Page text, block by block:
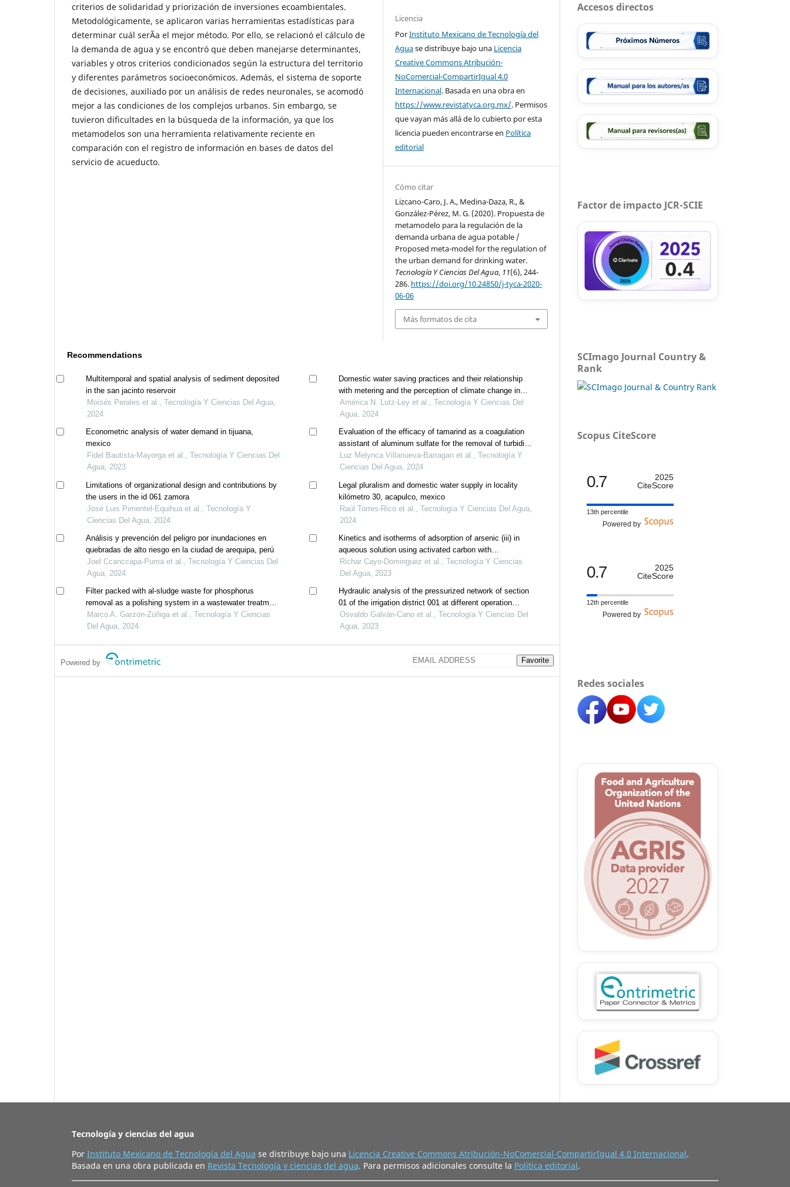
criterios de solidaridad y priorización de inversiones ecoambientales.
Metodológicamente, se aplicaron varias herramientas estadísticas para
determinar cuál serÃ­a el mejor método. Por ello, se relacionó el cálculo de
la demanda de agua y se encontró que deben manejarse determinantes,
variables y otros criterios condicionados según la estructura del territorio
y diferentes parámetros socioeconómicos. Además, el sistema de soporte
de decisiones, auxiliado por un análisis de redes neuronales, se acomodó
mejor a las condiciones de los complejos urbanos. Sin embargo, se
tuvieron dificultades en la búsqueda de la información, ya que los
metamodelos son una herramienta relativamente reciente en
comparación con el registro de información en bases de datos del
servicio de acueducto.
Licencia
PorInstituto Mexicano de Tecnología del
Aguase distribuye bajo una Licencia
Creative Commons Atribución-
NoComercial-CompartirIgual 4.0
Internacional. Basada en una obra en
https://www.revistatyca.org.mx/. Permisos
que vayan más allá de lo cubierto por esta
licencia pueden encontrarse en Política
editorial
Cómo citar
Lizcano-Caro, J. A., Medina-Daza, R., &
González-Pérez, M. G. (2020). Propuesta de
metamodelo para la regulación de la
demanda urbana de agua potable /
Proposed meta-model for the regulation of
the urban demand for drinking water.
Tecnología Y Ciencias Del Agua, 11(6), 244-
286. https://doi.org/10.24850/j-tyca-2020-
06-06
Más formatos de cita
Recommendations
Multitemporal and spatial analysis of sediment deposited
in the san jacinto reservoir
Moisés Perales et al., Tecnología Y Ciencias Del Agua,
2024
Econometric analysis of water demand in tijuana,
mexico
Fidel Bautista-Mayorga et al., Tecnología Y Ciencias Del
Agua, 2023
Limitations of organizational design and contributions by
the users in the id 061 zamora
José Luis Pimentel-Equihua et al., Tecnología Y
Ciencias Del Agua, 2024
Análisis y prevención del peligro por inundaciones en
quebradas de alto riesgo en la ciudad de arequipa, perú
Joel Ccanccapa-Puma et al., Tecnología Y Ciencias Del
Agua, 2024
Filter packed with al-sludge waste for phosphorus
removal as a polishing system in a wastewater treatment
plant
Marco A. Garzón-Zúñiga et al., Tecnología Y Ciencias
Del Agua, 2024
Domestic water saving practices and their relationship
with metering and the perception of climate change in
mexican households
América N. Lutz-Ley et al., Tecnología Y Ciencias Del
Agua, 2024
Evaluation of the efficacy of tamarind as a coagulation
assistant of aluminum sulfate for the removal of turbidity
in water for human consumption
Luz Melynca Villanueva-Barragan et al., Tecnología Y
Ciencias Del Agua, 2024
Legal pluralism and domestic water supply in locality
kilómetro 30, acapulco, mexico
Raúl Torres-Rico et al., Tecnología Y Ciencias Del Agua,
2024
Kinetics and isotherms of adsorption of arsenic (iii) in
aqueous solution using activated carbon with
nanoporous structure obtained from organic sewage
sludge
Richar Cayo-Dominguez et al., Tecnología Y Ciencias
Del Agua, 2023
Hydraulic analysis of the pressurized network of section
01 of the irrigation district 001 at different operation
scenarios
Osvaldo Galván-Cano et al., Tecnología Y Ciencias Del
Agua, 2023
Powered by Favorite
Accesos directos
Factor de impacto JCR-SCIE
SCImago Journal Country &
Rank
Scopus CiteScore
0.7
2025
CiteScore
13th percentile
Powered by
0.7
2025
CiteScore
12th percentile
Powered by
Redes sociales
Tecnología y ciencias del agua
Por Instituto Mexicano de Tecnología del Agua se distribuye bajo una Licencia Creative Commons Atribución-NoComercial-CompartirIgual 4.0 Internacional.
Basada en una obra publicada en Revista Tecnología y ciencias del agua. Para permisos adicionales consulte la Política editorial.